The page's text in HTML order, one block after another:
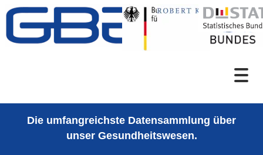
Zum Inhalt
Sprachumschaltung
Die umfangreichste Datensammlung über
unser Gesundheitswesen.